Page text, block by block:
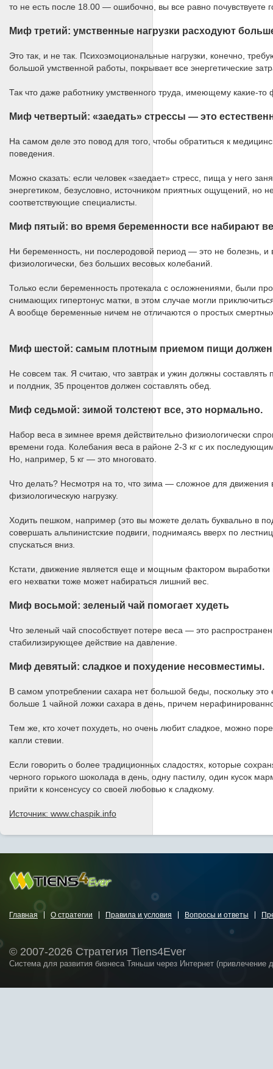
то не есть после 18.00 — ошибочно, вы все равно почувствуете
Миф третий: умственные нагрузки расходуют
Это так, и не так. Психоэмоциональные нагрузки, конечно,
большой умственной работы, покрывает все энергетические
Так что даже работнику умственного труда, имеющему какие-
Миф четвертый: «заедать» стрессы — это
На самом деле это повод для того, чтобы обратиться к
поведения.
Можно сказать: если человек «заедает» стресс, пища у него
энергетиком, безусловно, источником приятных ощущений, но
соответствующие специалисты.
Миф пятый: во время беременности все набирают
Ни беременность, ни послеродовой период — это не болезнь,
физиологически, без больших весовых колебаний.
Только если беременность протекала с осложнениями, были
снимающих гипертонус матки, в этом случае могли
А вообще беременные ничем не отличаются о простых
Миф шестой: самым плотным приемом пищи
Не совсем так. Я считаю, что завтрак и ужин должны
и полдник, 35 процентов должен составлять обед.
Миф седьмой: зимой толстеют все, это нормально.
Набор веса в зимнее время действительно физиологически
времени года. Колебания веса в районе 2‑3 кг с их
Но, например, 5 кг — это многовато.
Что делать? Несмотря на то, что зима — сложное для
физиологическую нагрузку.
Ходить пешком, например (это вы можете делать буквально в
совершать альпинистские подвиги, поднимаясь вверх по
спускаться вниз.
Кстати, движение является еще и мощным фактором выработки
его нехватки тоже может набираться лишний вес.
Миф восьмой: зеленый чай помогает худеть
Что зеленый чай способствует потере веса — это
стабилизирующее действие на давление.
Миф девятый: сладкое и похудение несовместимы.
В самом употреблении сахара нет большой беды, поскольку
больше 1 чайной ложки сахара в день, причем
Тем же, кто хочет похудеть, но очень любит сладкое, можно
капли стевии.
Если говорить о более традиционных сладостях, которые
черного горького шоколада в день, одну пастилу, один кусок
прийти к консенсусу со своей любовью к сладкому.
Источник: www.chaspik.info
Главная О стратегии Правила и условия Вопросы и ответы
© 2007-2026 Стратегия Tiens4Ever
Система для развития бизнеса Тяньши через Интернет (привлечение